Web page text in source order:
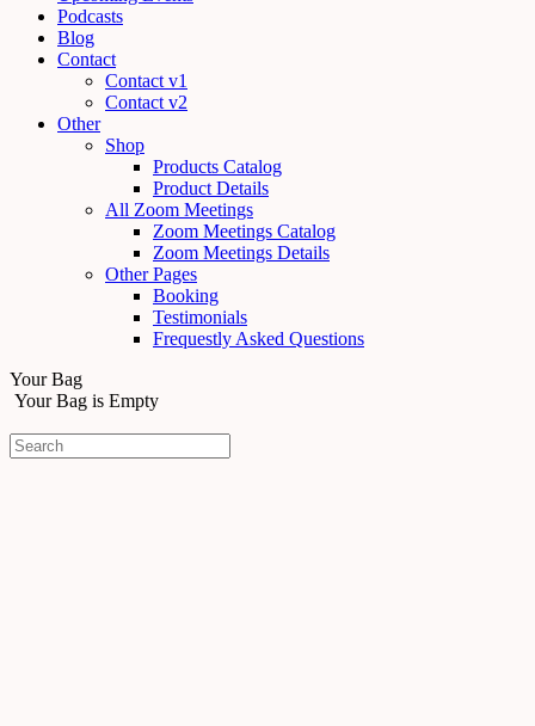
Podcasts
Blog
Contact
Contact v1
Contact v2
Other
Shop
Products Catalog
Product Details
All Zoom Meetings
Zoom Meetings Catalog
Zoom Meetings Details
Other Pages
Booking
Testimonials
Frequestly Asked Questions
Your Bag
Your Bag is Empty